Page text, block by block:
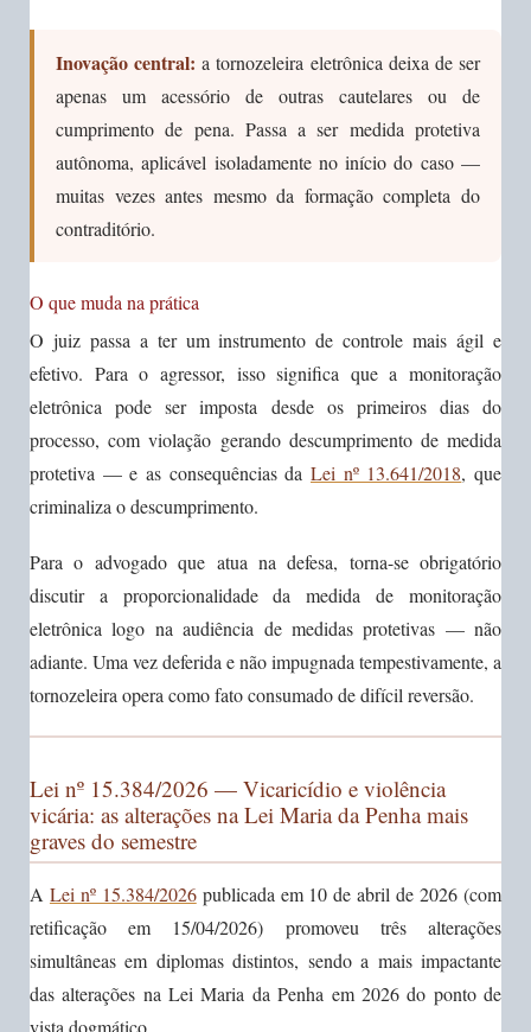
Inovação central: a tornozeleira eletrônica deixa de ser
apenas um acessório de outras cautelares ou de
cumprimento de pena. Passa a ser medida protetiva
autônoma, aplicável isoladamente no início do caso —
muitas vezes antes mesmo da formação completa do
contraditório.
O que muda na prática
O juiz passa a ter um instrumento de controle mais ágil e
efetivo. Para o agressor, isso significa que a monitoração
eletrônica pode ser imposta desde os primeiros dias do
processo, com violação gerando descumprimento de medida
protetiva — e as consequências da Lei nº 13.641/2018, que
criminaliza o descumprimento.
Para o advogado que atua na defesa, torna-se obrigatório
discutir a proporcionalidade da medida de monitoração
eletrônica logo na audiência de medidas protetivas — não
adiante. Uma vez deferida e não impugnada tempestivamente, a
tornozeleira opera como fato consumado de difícil reversão.
Lei nº 15.384/2026 — Vicaricídio e violência
vicária: as alterações na Lei Maria da Penha mais
graves do semestre
A Lei nº 15.384/2026publicada em 10 de abril de 2026 (com
retificação em 15/04/2026) promoveu três alterações
simultâneas em diplomas distintos, sendo a mais impactante
das alterações na Lei Maria da Penha em 2026 do ponto de